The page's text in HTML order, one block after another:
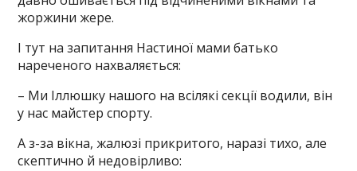
жоржини жере.
І тут на запитання Настиної мами батько
нареченого нахваляється:
– Ми Іллюшку нашого на всілякі секції водили, він
у нас майстер спорту.
А з-за вікна, жалюзі прикритого, наразі тихо, але
скептично й недовірливо: